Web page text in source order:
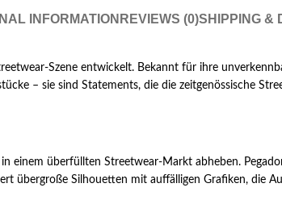
INFORMATION REVIEWS (0)SHIPPING &
Szene entwickelt. Bekannt für ihre
– sie sind Statements, die die zeitgenössische
einem überfüllten Streetwear-Markt abheben.
übergroße Silhouetten mit auffälligen Grafiken, die